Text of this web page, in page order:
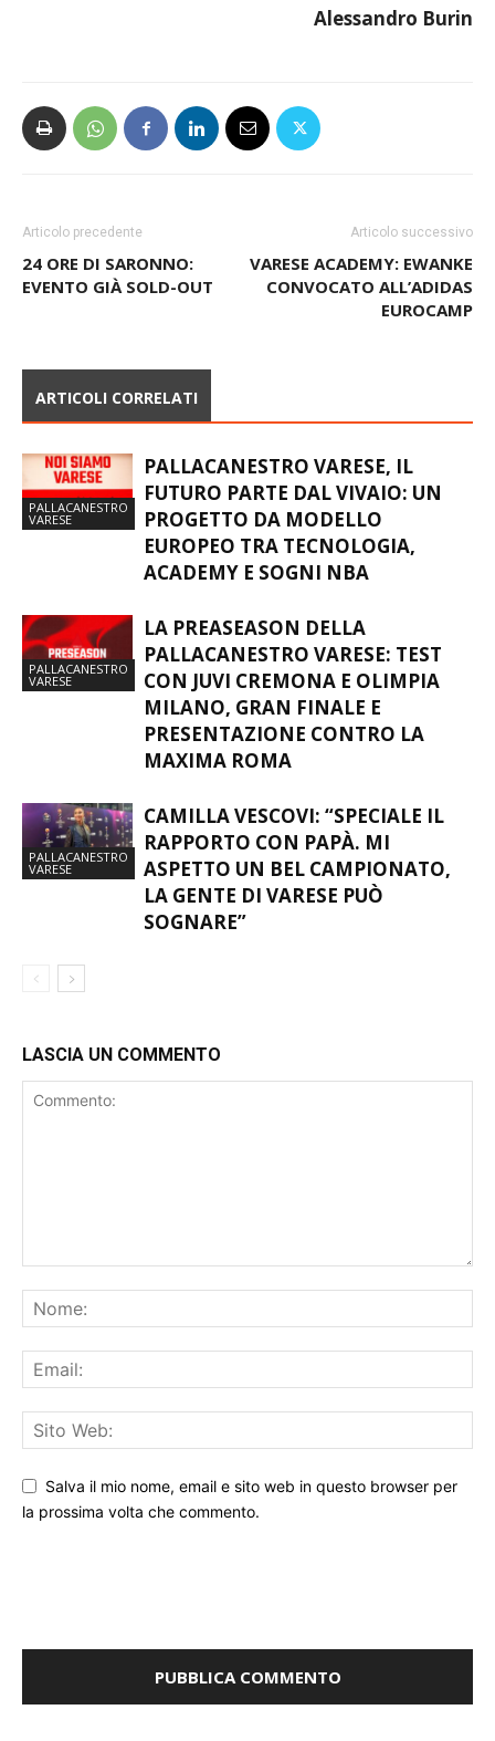
Alessandro Burin
Articolo precedente
24 ORE DI SARONNO:
EVENTO GIÀ SOLD-OUT
Articolo successivo
VARESE ACADEMY: EWANKE
CONVOCATO ALL’ADIDAS
EUROCAMP
ARTICOLI CORRELATI
PALLACANESTRO
VARESE
PALLACANESTRO VARESE, IL
FUTURO PARTE DAL VIVAIO: UN
PROGETTO DA MODELLO
EUROPEO TRA TECNOLOGIA,
ACADEMY E SOGNI NBA
PALLACANESTRO
VARESE
LA PREASEASON DELLA
PALLACANESTRO VARESE: TEST
CON JUVI CREMONA E OLIMPIA
MILANO, GRAN FINALE E
PRESENTAZIONE CONTRO LA
MAXIMA ROMA
PALLACANESTRO
VARESE
CAMILLA VESCOVI: “SPECIALE IL
RAPPORTO CON PAPÀ. MI
ASPETTO UN BEL CAMPIONATO,
LA GENTE DI VARESE PUÒ
SOGNARE”
LASCIA UN COMMENTO
Salva il mio nome, email e sito web in questo browser per
la prossima volta che commento.